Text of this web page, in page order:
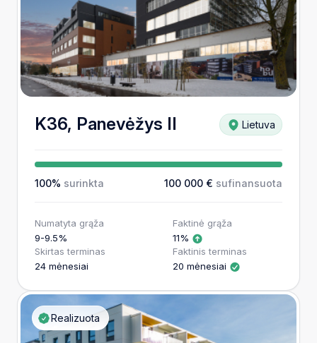
K36, Panevėžys II Lietuva
100% surinkta 100 000 € sufinansuota
Numatyta grąža
9-9.5%
Faktinė grąža
11%
Skirtas terminas
24 mėnesiai
Faktinis terminas
20 mėnesiai
Realizuota